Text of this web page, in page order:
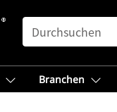
SEARCH
Branchen